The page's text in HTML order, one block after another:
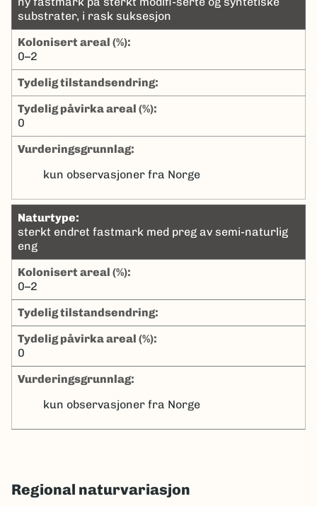
substrater, i rask suksesjon
kolonisert areal (%):
0–2
tydelig tilstandsendring:
tydelig påvirka areal (%):
0
Vurderingsgrunnlag:
kun observasjoner fra Norge
naturtype:
sterkt endret fastmark med preg av semi-naturlig
eng
kolonisert areal (%):
0–2
tydelig tilstandsendring:
tydelig påvirka areal (%):
0
Vurderingsgrunnlag:
kun observasjoner fra Norge
Regional naturvariasjon